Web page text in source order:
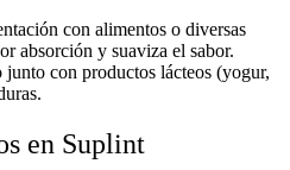
con alimentos o diversas
absorción y suaviza el sabor.
junto con productos lácteos (yogur,
en Suplint